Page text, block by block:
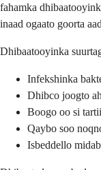
fahamka
inaad ogaato goorta
Dhibaatooyinka
Infekshinka
Dhibco joogto
Boogo oo si
Qaybo soo
Isbeddello